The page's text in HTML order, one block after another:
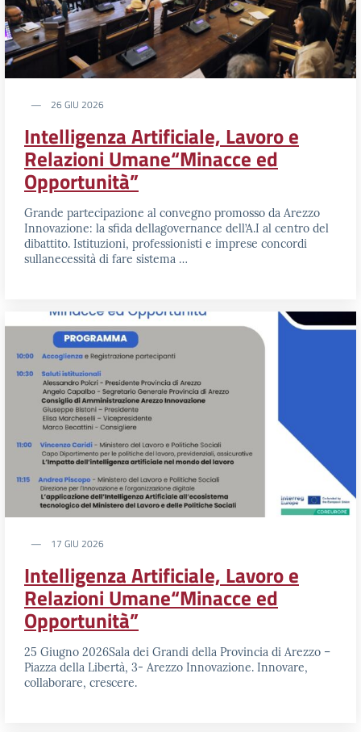
26 GIU 2026
Intelligenza Artificiale, Lavoro e
Relazioni Umane“Minacce ed
Opportunità”
Grande partecipazione al convegno promosso da Arezzo
Innovazione: la sfida dellagovernance dell’A.I al centro del
dibattito. Istituzioni, professionisti e imprese concordi
sullanecessità di fare sistema …
17 GIU 2026
Intelligenza Artificiale, Lavoro e
Relazioni Umane“Minacce ed
Opportunità”
25 Giugno 2026Sala dei Grandi della Provincia di Arezzo –
Piazza della Libertà, 3- Arezzo Innovazione. Innovare,
collaborare, crescere.